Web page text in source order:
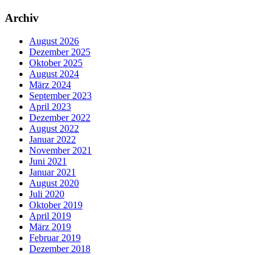
Archiv
August 2026
Dezember 2025
Oktober 2025
August 2024
März 2024
September 2023
April 2023
Dezember 2022
August 2022
Januar 2022
November 2021
Juni 2021
Januar 2021
August 2020
Juli 2020
Oktober 2019
April 2019
März 2019
Februar 2019
Dezember 2018